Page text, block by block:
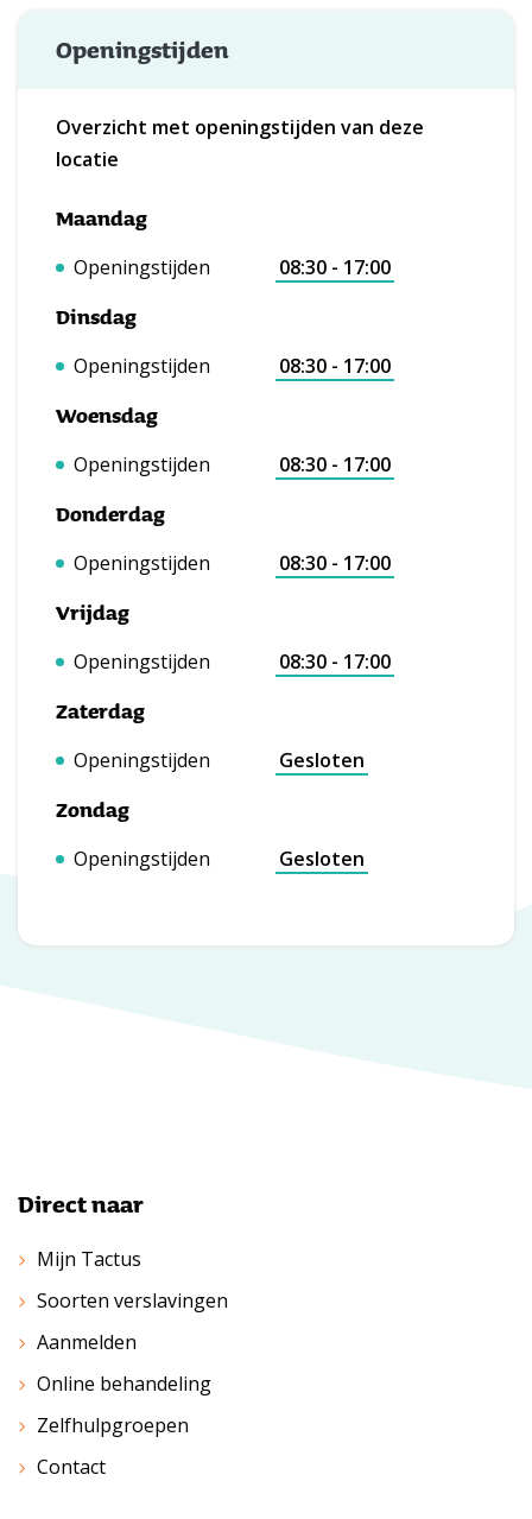
Openingstijden
Overzicht met openingstijden van deze
locatie
Maandag
Openingstijden 08:30 - 17:00
Dinsdag
Openingstijden 08:30 - 17:00
Woensdag
Openingstijden 08:30 - 17:00
Donderdag
Openingstijden 08:30 - 17:00
Vrijdag
Openingstijden 08:30 - 17:00
Zaterdag
Openingstijden Gesloten
Zondag
Openingstijden Gesloten
Direct naar
Mijn Tactus
Soorten verslavingen
Aanmelden
Online behandeling
Zelfhulpgroepen
Contact